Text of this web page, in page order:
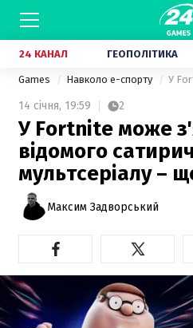
24 КАНАЛ ГЕОПОЛІТИКА
Games Навколо е-спорту
14 січня, 19:59 2
У Fortnite може
відомого
мультсеріалу –
Максим Задворський